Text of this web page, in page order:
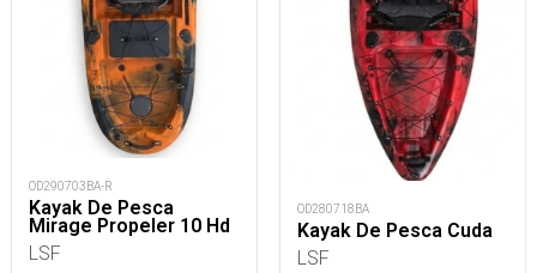
OD290703BA-R
Kayak De Pesca
Mirage Propeler 10 Hd
LSF
OD280718BA
Kayak De Pesca Cuda
LSF